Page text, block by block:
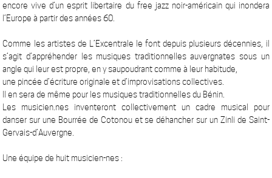
encore vive d’un esprit libertaire du free jazz noir-américain qui inondera
l’Europe à partir des années 60.
Comme les artistes de L’Excentrale le font depuis plusieurs décennies, il
s’agit d’appréhender les musiques traditionnelles auvergnates sous un
angle qui leur est propre, en y saupoudrant comme à leur habitude,
une pincée d’écriture originale et d’improvisations collectives.
Il en sera de même pour les musiques traditionnelles du Bénin.
Les musicien.nes inventeront collectivement un cadre musical pour
danser sur une Bourrée de Cotonou et se déhancher sur un Zinli de Saint-
Gervais-d’Auvergne.
Une équipe de huit musicien-nes :